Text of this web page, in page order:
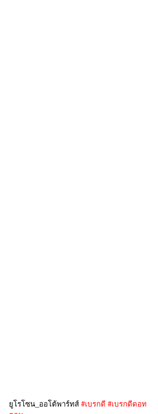
ยูโรโซน_ออโต้พาร์ทส์ #เบรกดี #เบรกดีดอท